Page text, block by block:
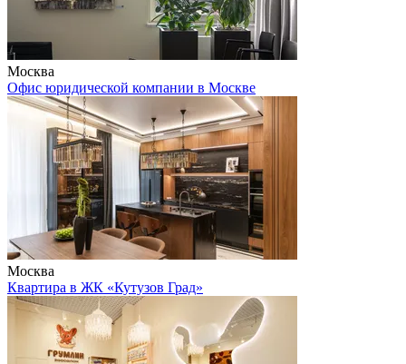
Москва
Офис юридической компании в Москве
Москва
Квартира в ЖК «Кутузов Град»